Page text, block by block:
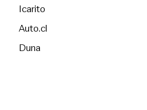
Icarito
Auto.cl
DunaOpens in new window